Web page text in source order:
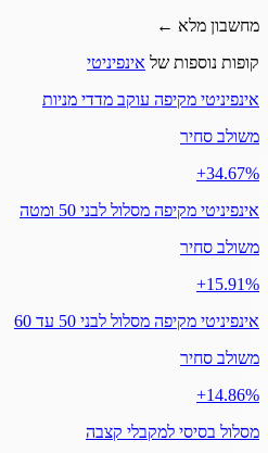
מחשבון מלא ←
קופות נוספות של אינפיניטי
אינפיניטי מקיפה עוקב מדדי מניות
משולב סחיר
‎+34.67%
אינפיניטי מקיפה מסלול לבני 50 ומטה
משולב סחיר
‎+15.91%
אינפיניטי מקיפה מסלול לבני 50 עד 60
משולב סחיר
‎+14.86%
מסלול בסיסי למקבלי קצבה